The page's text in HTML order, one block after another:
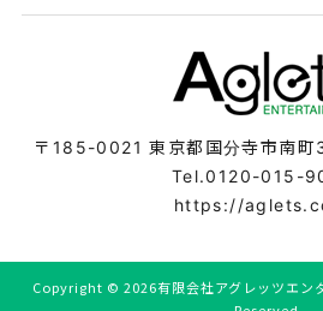
〒185-0021 東京都国分寺市南
Tel.0120-015-
https://
Copyright © 2026有限会社アグレッツエ